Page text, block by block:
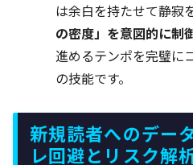
は余白を持たせて静寂
の密度」を意図的に制
進めるテンポを完璧に
の技能です。
新規読者へのデー
レ回避とリスク解析